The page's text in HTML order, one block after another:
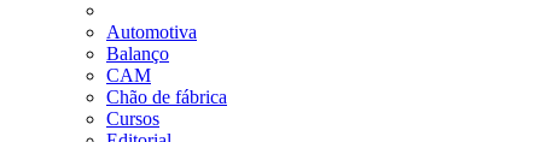
Automotiva
Balanço
CAM
Chão de fábrica
Cursos